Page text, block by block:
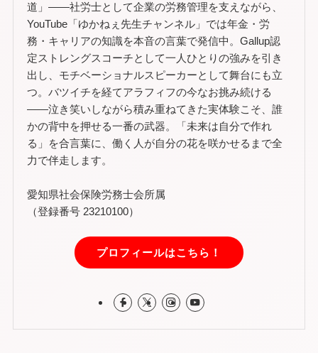
道」——社労士として企業の労務管理を支えながら、
YouTube「ゆかねぇ先生チャンネル」では年金・労
務・キャリアの知識を本音の言葉で発信中。Gallup認
定ストレングスコーチとして一人ひとりの強みを引き
出し、モチベーショナルスピーカーとして舞台にも立
つ。バツイチを経てアラフィフの今なお挑み続ける
——泣き笑いしながら積み重ねてきた実体験こそ、誰
かの背中を押せる一番の武器。「未来は自分で作れ
る」を合言葉に、働く人が自分の花を咲かせるまで全
力で伴走します。
愛知県社会保険労務士会所属
（登録番号 23210100）
プロフィールはこちら！